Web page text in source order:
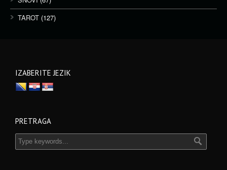
TAROT (127)
IZABERITE JEZIK
PRETRAGA